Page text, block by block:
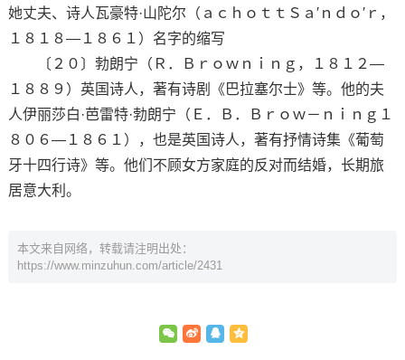
她丈夫、诗人瓦豪特·山陀尔（ａｃｈｏｔｔＳａ′ｎｄｏ′ｒ，
１８１８—１８６１）名字的缩写
〔２０〕勃朗宁（Ｒ．Ｂｒｏｗｎｉｎｇ，１８１２—
１８８９）英国诗人，著有诗剧《巴拉塞尔士》等。他的夫
人伊丽莎白·芭雷特·勃朗宁（Ｅ．Ｂ．Ｂｒｏｗ－ｎｉｎｇ１
８０６—１８６１），也是英国诗人，著有抒情诗集《葡萄
牙十四行诗》等。他们不顾女方家庭的反对而结婚，长期旅
居意大利。
本文来自网络，转载请注明出处：
https://www.minzuhun.com/article/2431